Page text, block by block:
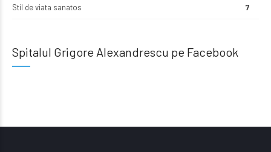
Stil de viata sanatos 7
Spitalul Grigore Alexandrescu pe Facebook